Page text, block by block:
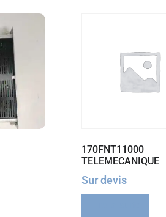
170FNT11000
TELEMECANIQUE
Sur devis